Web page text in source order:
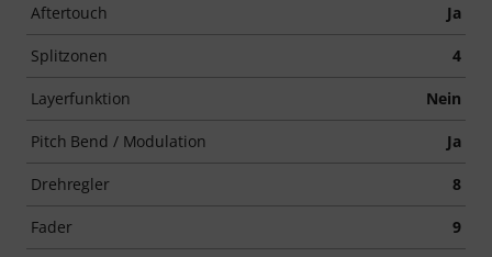
Aftertouch Ja
Splitzonen 4
Layerfunktion Nein
Pitch Bend / Modulation Ja
Drehregler 8
Fader 9